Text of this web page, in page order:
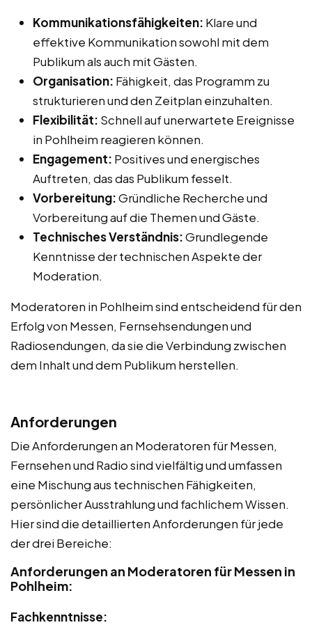
Kommunikationsfähigkeiten: Klare und
effektive Kommunikation sowohl mit dem
Publikum als auch mit Gästen.
Organisation: Fähigkeit, das Programm zu
strukturieren und den Zeitplan einzuhalten.
Flexibilität: Schnell auf unerwartete Ereignisse
in Pohlheim reagieren können.
Engagement: Positives und energisches
Auftreten, das das Publikum fesselt.
Vorbereitung:Gründliche Recherche und
Vorbereitung auf die Themen und Gäste.
Technisches Verständnis:Grundlegende
Kenntnisse der technischen Aspekte der
Moderation.
Moderatoren in Pohlheim sind entscheidend für den
Erfolg von Messen, Fernsehsendungen und
Radiosendungen, da sie die Verbindung zwischen
dem Inhalt und dem Publikum herstellen.
Anforderungen
Die Anforderungen an Moderatoren für Messen,
Fernsehen und Radio sind vielfältig und umfassen
eine Mischung aus technischen Fähigkeiten,
persönlicher Ausstrahlung und fachlichem Wissen.
Hier sind die detaillierten Anforderungen für jede
der drei Bereiche:
Anforderungen an Moderatoren für Messen in
Pohlheim:
Fachkenntnisse: